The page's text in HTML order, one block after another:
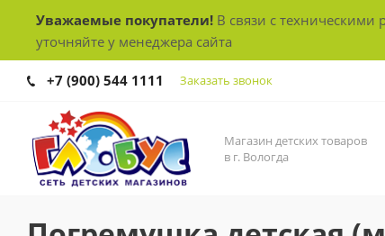
Уважаемые покупатели! В связи с техническими
уточняйте у менеджера сайта
+7 (900) 544 1111 Заказать звонок
Магазин детских товаров
в г. Вологда